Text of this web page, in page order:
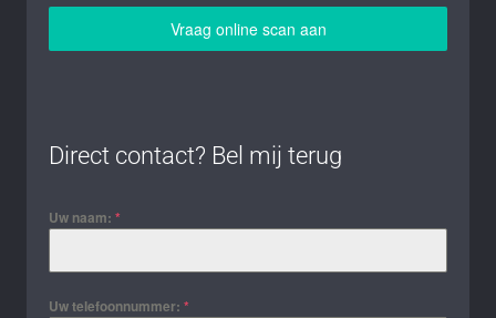
Vraag online scan aan
Direct contact? Bel mij terug
Uw naam: *
Uw telefoonnummer: *